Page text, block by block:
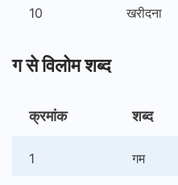
10 खरीदना
ग से विलोम शब्द
क्रमांक शब्द
1 गम